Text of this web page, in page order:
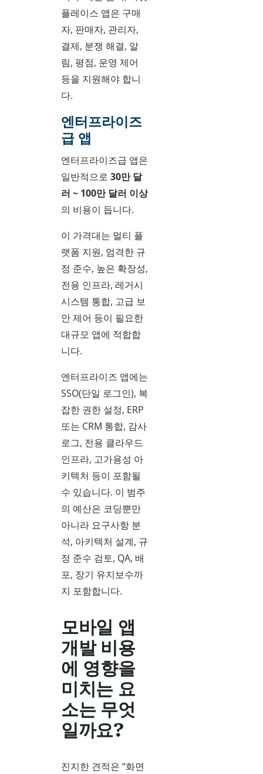
플레이스 앱은 구매
자, 판매자, 관리자,
결제, 분쟁 해결, 알
림, 평점, 운영 제어
등을 지원해야 합니
다.
엔터프라이즈
급 앱
엔터프라이즈급 앱은
일반적으로 30만 달
러 ~ 100만 달러 이상
의 비용이 듭니다.
이 가격대는 멀티 플
랫폼 지원, 엄격한 규
정 준수, 높은 확장성,
전용 인프라, 레거시
시스템 통합, 고급 보
안 제어 등이 필요한
대규모 앱에 적합합
니다.
엔터프라이즈 앱에는
SSO(단일 로그인), 복
잡한 권한 설정, ERP
또는 CRM 통합, 감사
로그, 전용 클라우드
인프라, 고가용성 아
키텍처 등이 포함될
수 있습니다. 이 범주
의 예산은 코딩뿐만
아니라 요구사항 분
석, 아키텍처 설계, 규
정 준수 검토, QA, 배
포, 장기 유지보수까
지 포함합니다.
모바일 앱
개발 비용
에 영향을
미치는 요
소는 무엇
일까요?
진지한 견적은 “화면